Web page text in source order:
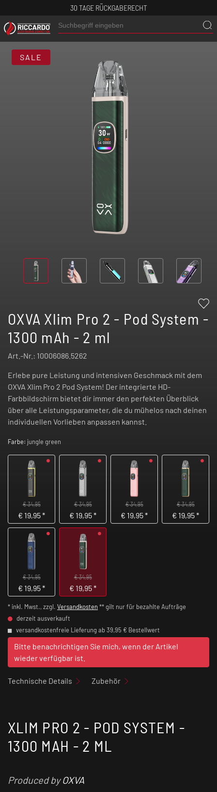
30 TAGE RÜCKGABERECHT
SALE
OXVA Xlim Pro 2 - Pod System -
1300 mAh - 2 ml
Art.-Nr.: 10006086.5262
Erlebe pure Leistung und intensiven Geschmack mit dem
OXVA Xlim Pro 2 Pod System! Der integrierte HD-
Farbbildschirm bietet dir immer den perfekten Überblick
über alle Leistungsparameter, die du mühelos nach deinen
individuellen Vorlieben anpassen kannst.
Farbe: jungle green
€ 34,95
€ 19,95*
€ 34,95
€ 19,95*
€ 34,95
€ 19,95*
€ 34,95
€ 19,95*
€ 34,95
€ 19,95*
€ 34,95
€ 19,95*
* inkl. Mwst., zzgl. Versandkosten ** gilt nur für bezahlte Aufträge
derzeit ausverkauft
versandkostenfreie Lieferung ab 39,95 € Bestellwert
Bitte benachrichtigen Sie mich, wenn der Artikel
wieder verfügbar ist.
Technische Details Zubehör
XLIM PRO 2 - POD SYSTEM -
1300 MAH - 2 ML
Produced byOXVA